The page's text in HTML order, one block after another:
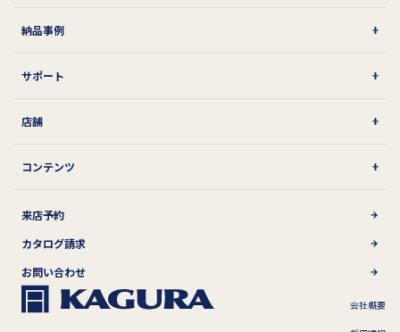
納品事例
サポート
店舗
コンテンツ
来店予約
カタログ請求
お問い合わせ
会社概要